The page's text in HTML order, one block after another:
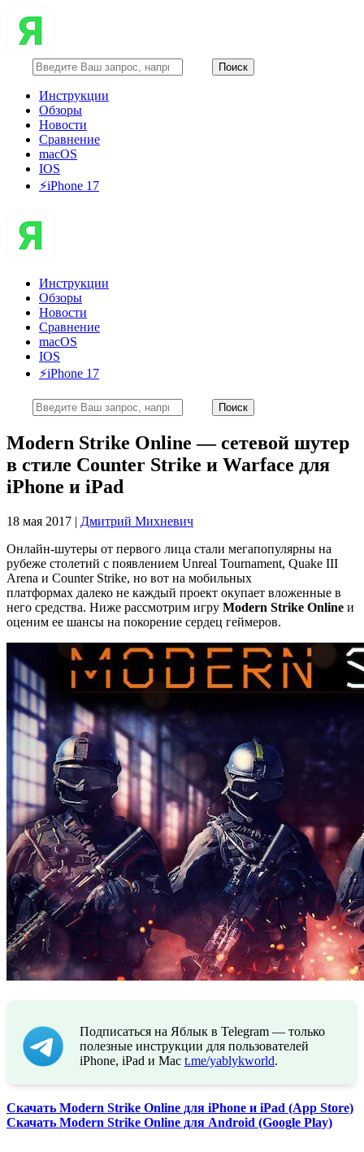
Инструкции
Обзоры
Новости
Сравнение
macOS
IOS
⚡️iPhone 17
Инструкции
Обзоры
Новости
Сравнение
macOS
IOS
⚡️iPhone 17
Modern Strike Online — сетевой шутер
в стиле Counter Strike и Warface для
iPhone и iPad
18 мая 2017 | Дмитрий Михневич
Онлайн-шутеры от первого лица стали мегапопулярны на
рубеже столетий с появлением Unreal Tournament, Quake III
Arena и Counter Strike, но вот на мобильных
платформах далеко не каждый проект окупает вложенные в
него средства. Ниже рассмотрим игру Modern Strike Online и
оценим ее шансы на покорение сердец геймеров.
Подписаться на Яблык в Telegram — только
полезные инструкции для пользователей
iPhone, iPad и Mac t.me/yablykworld.
Скачать Modern Strike Online для iPhone и iPad (App Store)
Скачать Modern Strike Online для Android (Google Play)